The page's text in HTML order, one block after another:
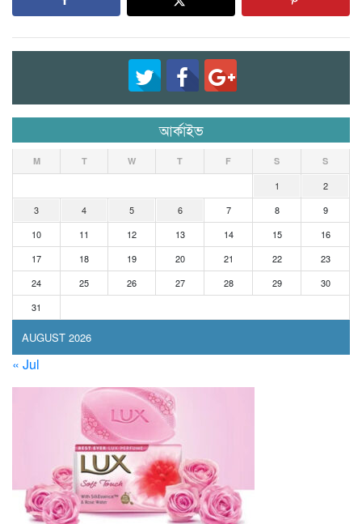
আর্কাইভ
AUGUST 2026
M T W T F S S
1
2
3
4 5 6 7 8
9
10
11 12 13 14 15
16
17
18 19 20 21 22
23
24
25 26 27 28 29
30
31
« Jul